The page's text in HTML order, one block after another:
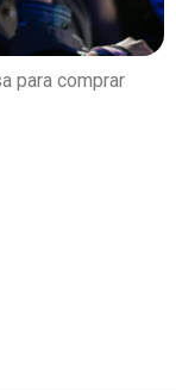
para comprar